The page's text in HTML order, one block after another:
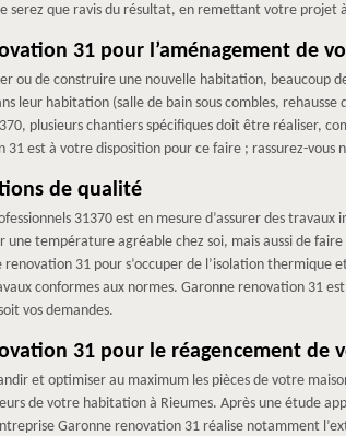
serez que ravis du résultat, en remettant votre
31 pour l’aménagement de
ou de construire une nouvelle habitation, beaucoup
leur habitation (salle de bain sous combles,
plusieurs chantiers spécifiques doit être réaliser,
31 est à votre disposition pour ce faire ; rassurez-
de qualité
31370 est en mesure d’assurer des
température agréable chez soi, mais aussi de
31 pour s’occuper de l’isolation
conformes aux normes. Garonne renovation 31
vos demandes.
31 pour le réagencement de
et optimiser au maximum les pièces de votre
de votre habitation à Rieumes. Après une étude
Garonne renovation 31 réalise notamment